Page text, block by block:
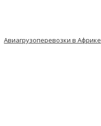
Авиагрузоперевозки в Африке